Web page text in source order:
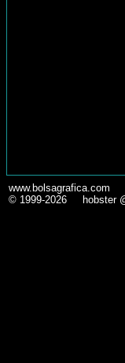
www.bolsagrafica.com
© 1999-2026 hobster